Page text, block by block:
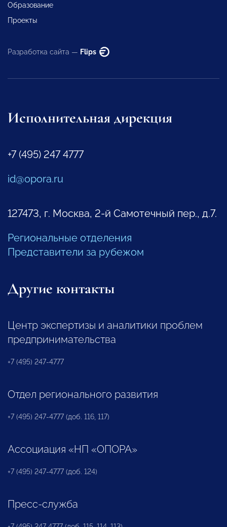
Образование
Проекты
Разработка сайта — Flips
Исполнительная дирекция
+7 (495) 247 4777
id@opora.ru
127473, г. Москва, 2-й Самотечный пер., д.7.
Региональные отделения
Представители за рубежом
Другие контакты
Центр экспертизы и аналитики проблем
предпринимательства
+7 (495) 247-4777
Отдел регионального развития
+7 (495) 247-4777 (доб. 116, 117)
Ассоциация «НП «ОПОРА»
+7 (495) 247-4777 (доб. 124)
Пресс-служба